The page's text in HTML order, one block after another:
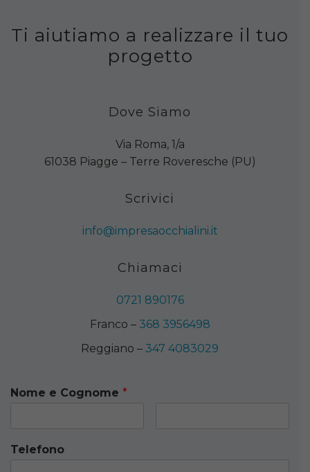
Ti aiutiamo a realizzare il tuo
progetto
Dove Siamo
Via Roma, 1/a
61038 Piagge – Terre Roveresche (PU)
Scrivici
info@impresaocchialini.it
Chiamaci
0721 890176
Franco – 368 3956498
Reggiano – 347 4083029
Nome e Cognome *
Telefono